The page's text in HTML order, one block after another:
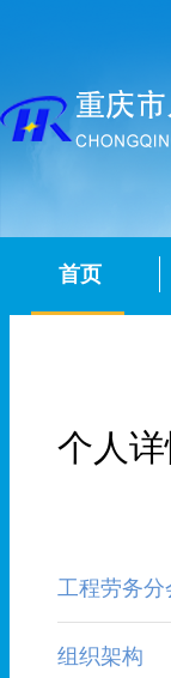
首页
个人
工程劳务分
组织架构